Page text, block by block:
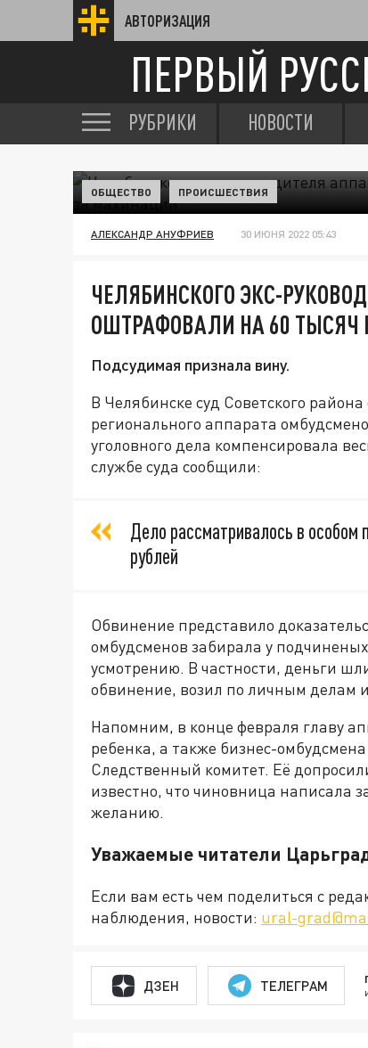
АВТОРИЗАЦИЯ
ПЕРВЫЙ
РУБРИКИ НОВОСТИ
ОБЩЕСТВО ПРОИСШЕСТВИЯ
АЛЕКСАНДР АНУФРИЕВ 30 ИЮНЯ 2022 05:43
ЧЕЛЯБИНСКОГО ЭКС-
ОШТРАФОВАЛИ НА 60 ТЫСЯЧ
Подсудимая признала вину.
В Челябинске суд Советского
регионального аппарата
уголовного дела компенсировала
службе суда сообщили:
Дело рассматривалось в
рублей
Обвинение представило
омбудсменов забирала у
усмотрению. В частности, деньги
обвинение, возил по личным делам
Напомним, в конце февраля главу
ребенка, а также бизнес-
Следственный комитет. Её
известно, что чиновница написала
желанию.
Уважаемые читатели
Если вам есть чем поделиться с
наблюдения, новости: ural-
ДЗЕН ТЕЛЕГРАМ